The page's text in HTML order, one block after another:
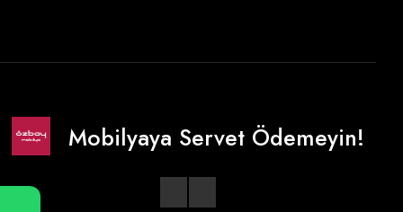
Mobilyaya Servet Ödemeyin!